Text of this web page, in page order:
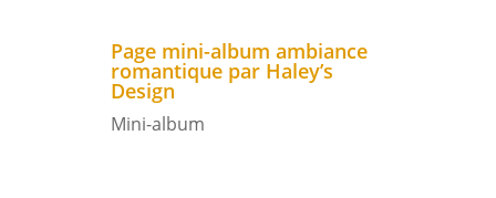
Page mini-album ambiance
romantique par Haley’s
Design
Mini-album